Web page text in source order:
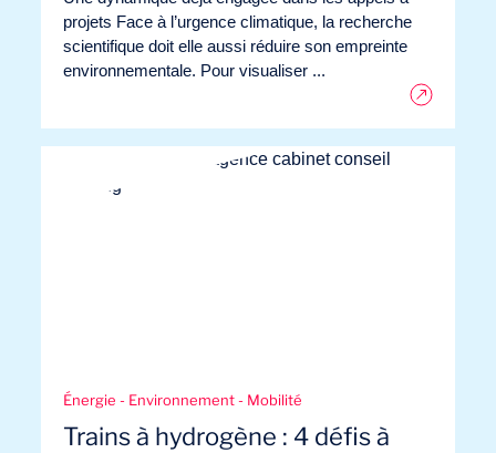
projets Face à l’urgence climatique, la recherche
scientifique doit elle aussi réduire son empreinte
environnementale. Pour visualiser ...
Énergie - Environnement - Mobilité
Trains à hydrogène : 4 défis à